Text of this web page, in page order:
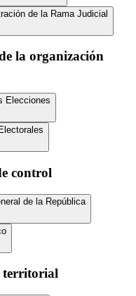
de la Rama Judicial
la organización
Elecciones
control
de la República
territorial